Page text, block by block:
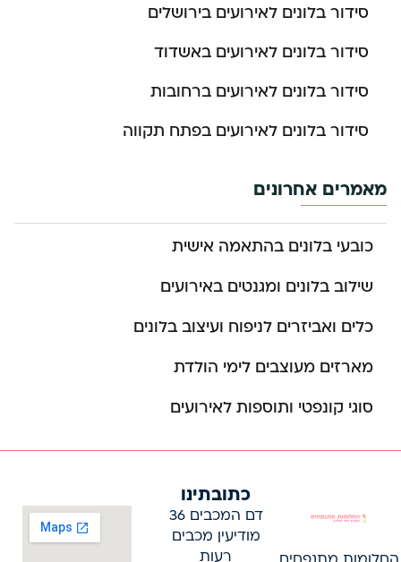
סידור בלונים לאירועים בירושלים
סידור בלונים לאירועים באשדוד
סידור בלונים לאירועים ברחובות
סידור בלונים לאירועים בפתח תקווה
מאמרים אחרונים
כובעי בלונים בהתאמה אישית
שילוב בלונים ומגנטים באירועים
כלים ואביזרים לניפוח ועיצוב בלונים
מארזים מעוצבים לימי הולדת
סוגי קונפטי ותוספות לאירועים
כתובתינו
דם המכבים 36
מודיעין מכבים
רעות